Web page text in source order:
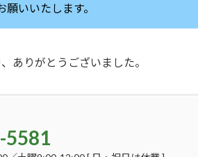
願いいたします。
ありがとうございました。
5581